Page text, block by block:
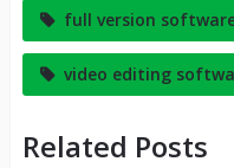
full version
video editing
Related Posts